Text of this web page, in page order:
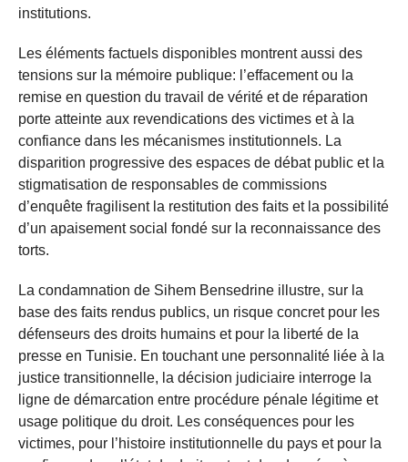
institutions.
Les éléments factuels disponibles montrent aussi des
tensions sur la mémoire publique: l’effacement ou la
remise en question du travail de vérité et de réparation
porte atteinte aux revendications des victimes et à la
confiance dans les mécanismes institutionnels. La
disparition progressive des espaces de débat public et la
stigmatisation de responsables de commissions
d’enquête fragilisent la restitution des faits et la possibilité
d’un apaisement social fondé sur la reconnaissance des
torts.
La condamnation de Sihem Bensedrine illustre, sur la
base des faits rendus publics, un risque concret pour les
défenseurs des droits humains et pour la liberté de la
presse en Tunisie. En touchant une personnalité liée à la
justice transitionnelle, la décision judiciaire interroge la
ligne de démarcation entre procédure pénale légitime et
usage politique du droit. Les conséquences pour les
victimes, pour l’histoire institutionnelle du pays et pour la